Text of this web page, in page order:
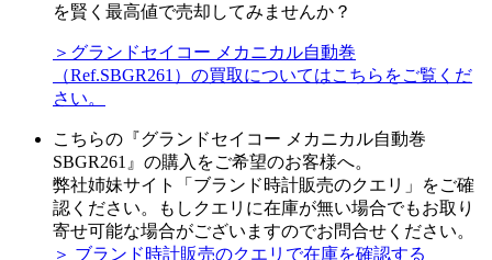
を賢く最高値で売却してみませんか？
＞グランドセイコー メカニカル自動巻
（Ref.SBGR261）の買取についてはこちらをご覧くだ
さい。
こちらの『グランドセイコー メカニカル自動巻
SBGR261』の購入をご希望のお客様へ。
弊社姉妹サイト「ブランド時計販売のクエリ」をご確
認ください。もしクエリに在庫が無い場合でもお取り
寄せ可能な場合がございますのでお問合せください。
＞ ブランド時計販売のクエリで在庫を確認する